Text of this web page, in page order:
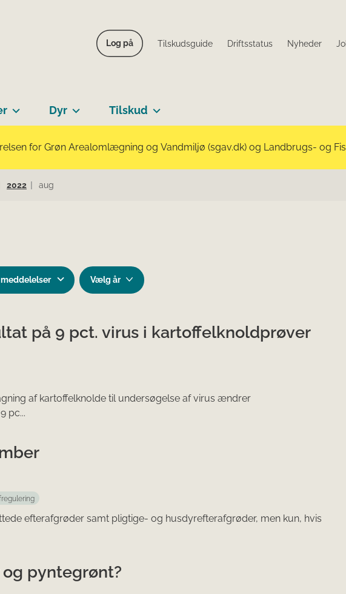
Log på Tilskudsguide Driftsstatus Nyheder
Dyr Tilskud
for Grøn Arealomlægning og Vandmiljø (sgav.dk) og Landbrugs- og
2022 aug
meddelelser
på 9 pct. virus i kartoffelknoldprøver
af kartoffelknolde til undersøgelse af virus ændrer
pc...
efterafgrøder samt pligtige- og husdyrefterafgrøder, men kun, hvis
pyntegrønt?